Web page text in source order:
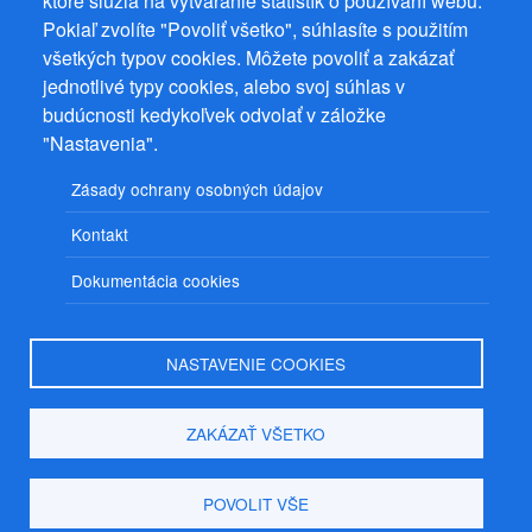
Pokiaľ zvolíte "Povoliť všetko", súhlasíte s použitím
všetkých typov cookies. Môžete povoliť a zakázať
jednotlivé typy cookies, alebo svoj súhlas v
budúcnosti kedykoľvek odvolať v záložke
"Nastavenia".
Zásady ochrany osobných údajov
Kontakt
Dokumentácia cookies
NASTAVENIE COOKIES
ZAKÁZAŤ VŠETKO
POVOLIT VŠE
© 2026
PuzzleWebs s.r.o.